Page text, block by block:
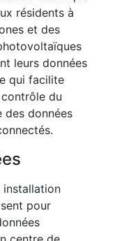
résidents à
et des
leurs données
qui facilite
du
des données
installation
pour